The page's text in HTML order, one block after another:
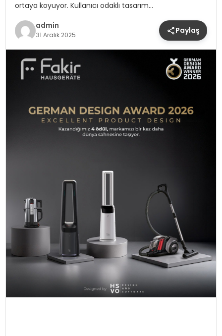
ortaya koyuyor. Kullanıcı odaklı tasarım…
admin
31 Aralık 2025 Paylaş